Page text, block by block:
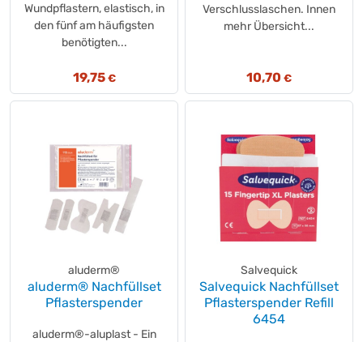
Wundpflastern, elastisch, in
den fünf am häufigsten
benötigten...
19,75€
Verschlusslaschen. Innen
mehr Übersicht...
10,70 €
aluderm®
aluderm® Nachfüllset
Pflasterspender
aluderm®-aluplast - Ein
Salvequick
Salvequick Nachfüllset
Pflasterspender Refill
6454